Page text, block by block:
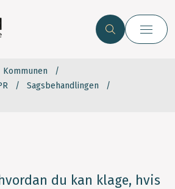
Kommunen
Sagsbehandlingen
du kan klage, hvis